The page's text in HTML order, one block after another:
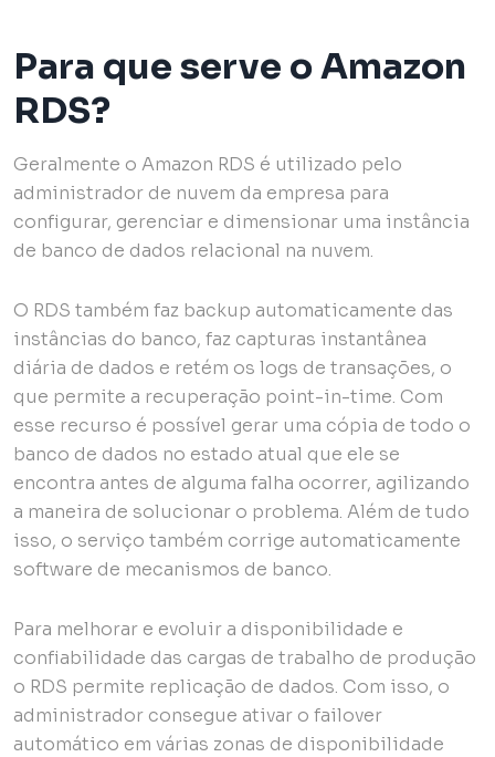
Para que serve o Amazon
RDS?
Geralmente o Amazon RDS é utilizado pelo
administrador de nuvem da empresa para
configurar, gerenciar e dimensionar uma instância
de banco de dados relacional na nuvem.
O RDS também faz backup automaticamente das
instâncias do banco, faz capturas instantânea
diária de dados e retém os logs de transações, o
que permite a recuperação point-in-time. Com
esse recurso é possível gerar uma cópia de todo o
banco de dados no estado atual que ele se
encontra antes de alguma falha ocorrer, agilizando
a maneira de solucionar o problema. Além de tudo
isso, o serviço também corrige automaticamente
software de mecanismos de banco.
Para melhorar e evoluir a disponibilidade e
confiabilidade das cargas de trabalho de produção
o RDS permite replicação de dados. Com isso, o
administrador consegue ativar o failover
automático em várias zonas de disponibilidade